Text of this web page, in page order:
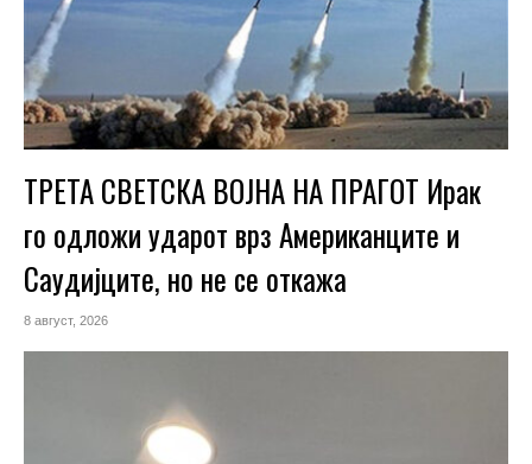
ТРЕТА СВЕТСКА ВОЈНА НА ПРАГОТ Ирак
го одложи ударот врз Американците и
Саудијците, но не се откажа
8 август, 2026